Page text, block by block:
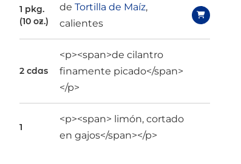
1 pkg.
(10 oz.)
deTortilla de Maíz,
calientes
2 cdas
<p><span>de cilantro
finamente picado</span>
</p>
1
<p><span> limón, cortado
en gajos</span></p>